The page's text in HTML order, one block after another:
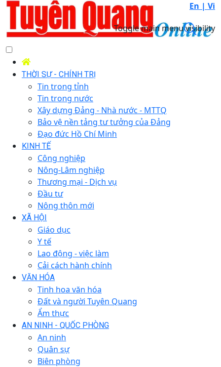
En | Vi
Toggle main menu visibility
THỜI SỰ - CHÍNH TRỊ
Tin trong tỉnh
Tin trong nước
Xây dựng Đảng - Nhà nước - MTTQ
Bảo vệ nền tảng tư tưởng của Đảng
Đạo đức Hồ Chí Minh
KINH TẾ
Công nghiệp
Nông-Lâm nghiệp
Thương mại - Dịch vụ
Đầu tư
Nông thôn mới
XÃ HỘI
Giáo dục
Y tế
Lao động - việc làm
Cải cách hành chính
VĂN HÓA
Tinh hoa văn hóa
Đất và người Tuyên Quang
Ẩm thực
AN NINH - QUỐC PHÒNG
An ninh
Quân sự
Biên phòng